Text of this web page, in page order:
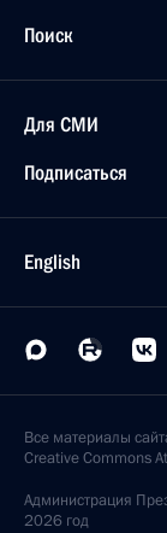
Поиск
Для СМИ
Подписаться
English
Все материалы
Creative Commons
Администрация
2026 год